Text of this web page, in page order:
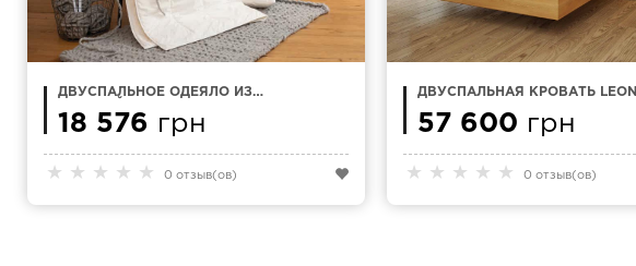
★ ★ ★ ★ ★ 0 отзыв(ов)
ДВУСПАЛЬНОЕ ОДЕЯЛО ИЗ
LAVALAN 200X220 СМ
18 576 грн
★ ★ ★ ★ ★ 0 отзыв(ов)
ДВУСПАЛЬНАЯ КРОВАТЬ LEON
57 600 грн